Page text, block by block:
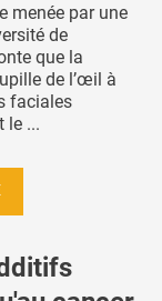
menée par une
de
que la
de l’œil à
faciales
le ...